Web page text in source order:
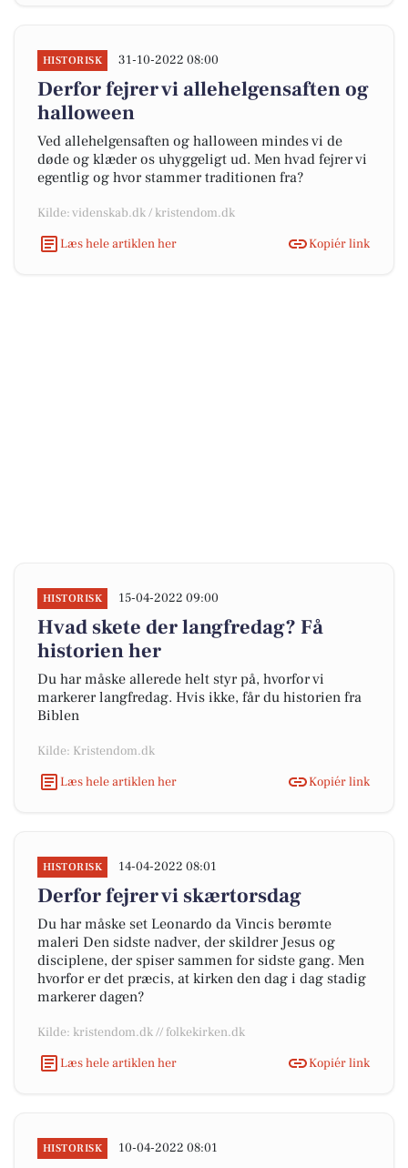
HISTORISK 31-10-2022 08:00
Derfor fejrer vi allehelgensaften og
halloween
Ved allehelgensaften og halloween mindes vi de
døde og klæder os uhyggeligt ud. Men hvad fejrer vi
egentlig og hvor stammer traditionen fra?
Kilde: videnskab.dk / kristendom.dk
Læs hele artiklen her
Kopiér link
HISTORISK 15-04-2022 09:00
Hvad skete der langfredag? Få
historien her
Du har måske allerede helt styr på, hvorfor vi
markerer langfredag. Hvis ikke, får du historien fra
Biblen
Kilde: Kristendom.dk
Læs hele artiklen her
Kopiér link
HISTORISK 14-04-2022 08:01
Derfor fejrer vi skærtorsdag
Du har måske set Leonardo da Vincis berømte
maleri Den sidste nadver, der skildrer Jesus og
disciplene, der spiser sammen for sidste gang. Men
hvorfor er det præcis, at kirken den dag i dag stadig
markerer dagen?
Kilde: kristendom.dk // folkekirken.dk
Læs hele artiklen her
Kopiér link
HISTORISK 10-04-2022 08:01